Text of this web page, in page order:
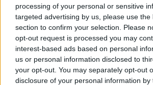
processing of your personal or sensitive
targeted advertising by us, please use the
section to confirm your selection. Please
opt-out request is processed you may
interest-based ads based on personal
us or personal information disclosed to
your opt-out. You may separately opt-out
disclosure of your personal information
Borzasztóan emlékeztet itt Miranda
Fotó: Arun Nevader / Getty Images